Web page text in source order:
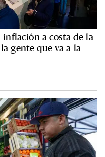
inflación a costa de la
gente que va a la